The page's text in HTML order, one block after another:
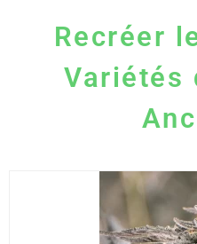
Recréer
Variétés